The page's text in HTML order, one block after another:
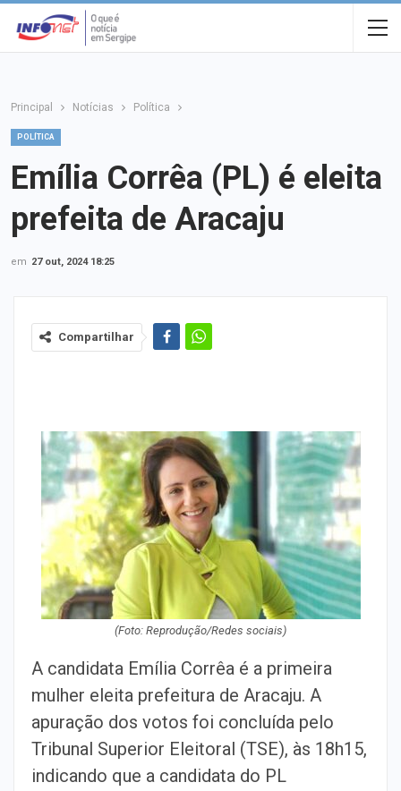
Principal Notícias Política
POLÍTICA
Emília Corrêa (PL) é eleita
prefeita de Aracaju
em 27 out, 2024 18:25
Compartilhar
(Foto: Reprodução/Redes sociais)
A candidata Emília Corrêa é a primeira
mulher eleita prefeitura de Aracaju. A
apuração dos votos foi concluída pelo
Tribunal Superior Eleitoral (TSE), às 18h15,
indicando que a candidata do PL